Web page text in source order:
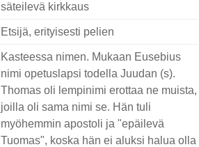
säteilevä kirkkaus
Etsijä, erityisesti pelien
Kasteessa nimen. Mukaan Eusebius
nimi opetuslapsi todella Juudan (s).
Thomas oli lempinimi erottaa ne muista,
joilla oli sama nimi se. Hän tuli
myöhemmin apostoli ja "epäilevä
Tuomas", koska hän ei aluksi halua olla